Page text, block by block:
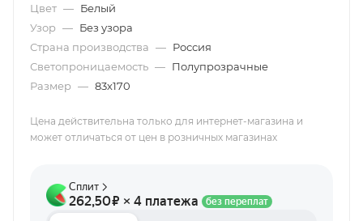
Цвет — Белый
Узор — Без узора
Страна производства — Россия
Светопроницаемость — Полупрозрачные
Размер — 83х170
Цена действительна только для интернет-магазина и
может отличаться от цен в розничных магазинах